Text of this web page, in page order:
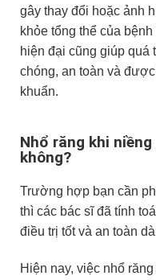
gây thay đổi hoặc ảnh
khỏe tổng thể của
hiện đại cũng giúp quá
chóng, an toàn và
khuẩn.
Nhổ răng khi
không?
Trường hợp bạn cần
thì các bác sĩ đã tính
điều trị tốt và an toàn
Hiện nay, việc nhổ